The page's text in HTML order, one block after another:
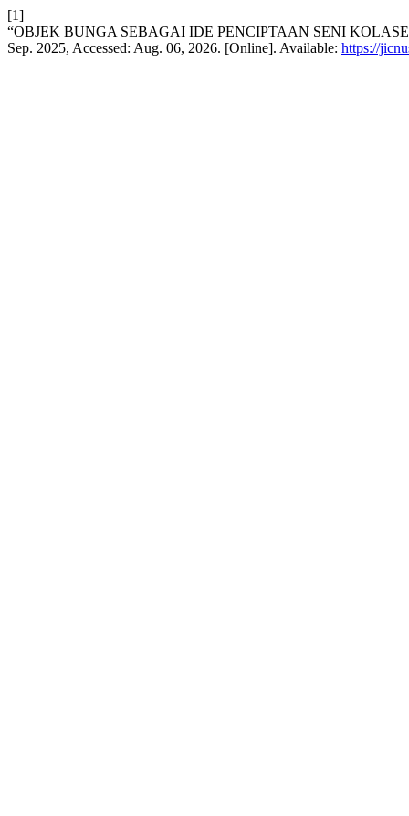
[1]
“OBJEK BUNGA SEBAGAI IDE PENCIPTAAN SENI
Sep. 2025, Accessed: Aug. 06, 2026. [Online]. Available: https://